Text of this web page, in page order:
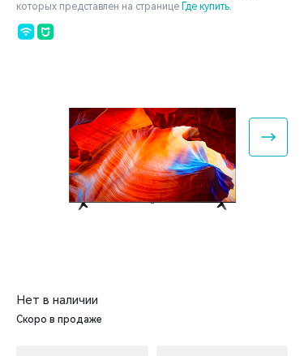
которых представлен на странице Где купить.
Нет в наличии
Скоро в продаже